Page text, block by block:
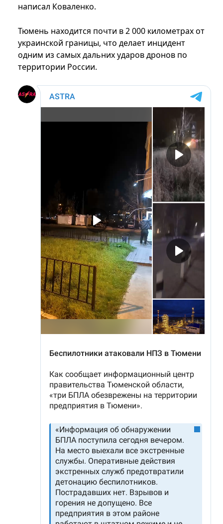
написал Коваленко.
Тюмень находится почти в 2 000 километрах от
украинской границы, что делает инцидент
одним из самых дальних ударов дронов по
территории России.